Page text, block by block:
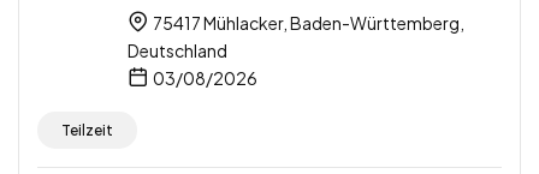
75417 Mühlacker, Baden-Württemberg,
Deutschland
03/08/2026
Teilzeit